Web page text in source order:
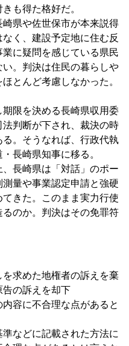
も得た格好だ。
県や佐世保市が本来説得
く、建設予定地に住む反
に疑問を感じている県民
。判決は住民の暮らしや
とんど考慮しなかった。
限を決める長崎県収用委
判断が下され、裁決の時
。そうなれば、行政代執
長崎県知事に移る。
長崎県は「対話」のポー
量や事業認定申請と強硬
きた。このまま実力行使
のか。判決はその免罪符
求めた地権者の訴えを棄
の訴えを却下
容に不合理な点があると
などに記載された方法に